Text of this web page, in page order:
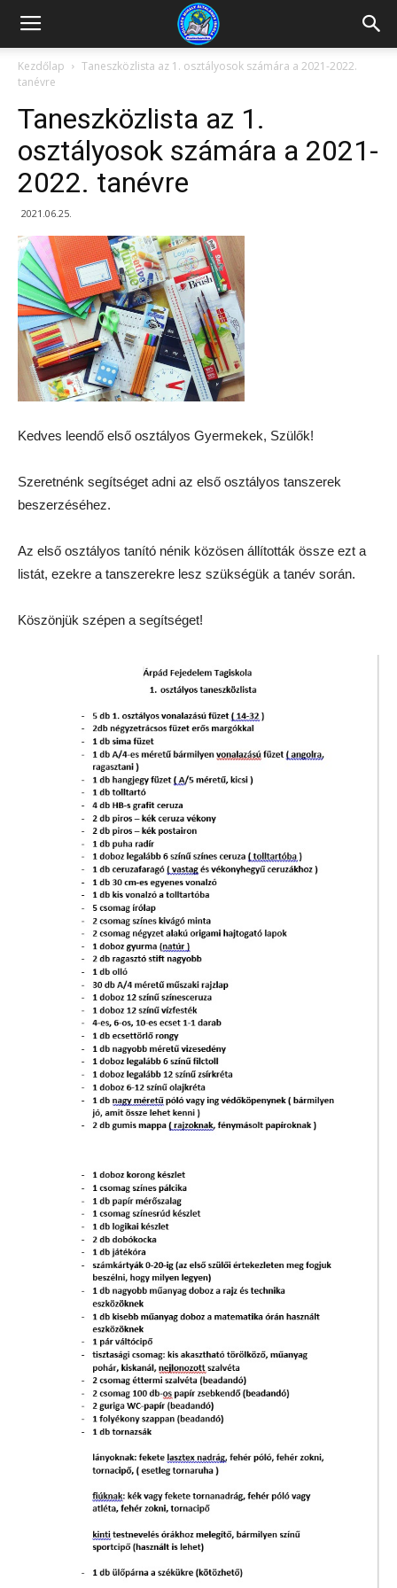
Kazincbarcikai
Pollack
Mihály
Általános
Iskola
Kezdőlap
Taneszközlista az 1. osztályosok számára a 2021-2022.
tanévre
Taneszközlista az 1.
osztályosok számára a 2021-
2022. tanévre
2021.06.25.
Kedves leendő első osztályos Gyermekek, Szülők!
Szeretnénk segítséget adni az első osztályos tanszerek
beszerzéséhez.
Az első osztályos tanító nénik közösen állították össze ezt a
listát, ezekre a tanszerekre lesz szükségük a tanév során.
Köszönjük szépen a segítséget!